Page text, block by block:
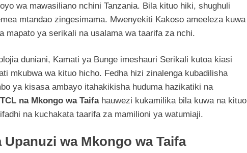
wa mawasiliano nchini Tanzania. Bila kituo hiki, shughuli
mtandao zingesimama. Mwenyekiti Kakoso ameeleza kuwa
mapato ya serikali na usalama wa taarifa za nchi.
duniani, Kamati ya Bunge imeshauri Serikali kutoa kiasi
mkubwa wa kituo hicho. Fedha hizi zinalenga kubadilisha
ya kisasa ambayo itahakikisha huduma hazikatiki na
na Mkongo wa Taifahauwezi kukamilika bila kuwa na kituo
na kuchakata taarifa za mamilioni ya watumiaji.
wa Mkongo wa Taifa